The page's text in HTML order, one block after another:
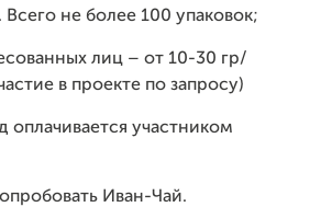
Всего не более 100 упаковок;
лиц – от 10-30 гр/
в проекте по запросу)
участником
Иван-Чай.